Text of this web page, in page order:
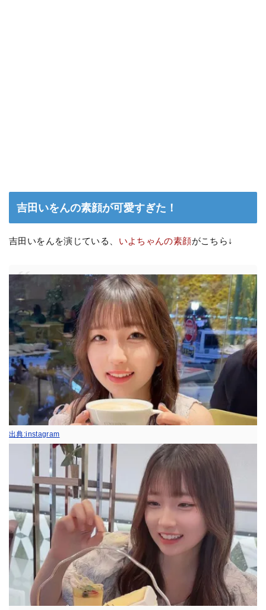
吉田いをんの素顔が可愛すぎた！
吉田いをんを演じている、 いよちゃんの素顔がこちら↓
出典:instagram